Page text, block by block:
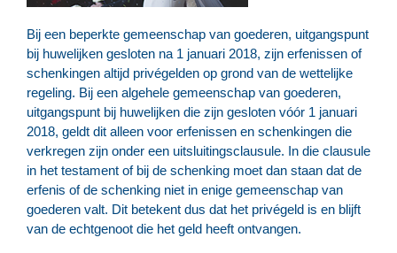
Bij een beperkte gemeenschap van goederen, uitgangspunt
bij huwelijken gesloten na 1 januari 2018, zijn erfenissen of
schenkingen altijd privégelden op grond van de wettelijke
regeling. Bij een algehele gemeenschap van goederen,
uitgangspunt bij huwelijken die zijn gesloten vóór 1 januari
2018, geldt dit alleen voor erfenissen en schenkingen die
verkregen zijn onder een uitsluitingsclausule. In die clausule
in het testament of bij de schenking moet dan staan dat de
erfenis of de schenking niet in enige gemeenschap van
goederen valt. Dit betekent dus dat het privégeld is en blijft
van de echtgenoot die het geld heeft ontvangen.